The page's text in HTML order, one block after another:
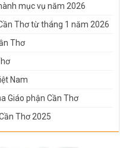
mục vụ năm 2026
Thơ từ tháng 1 năm 2026
Thơ
Nam
Giáo phận Cần Thơ
Thơ 2025